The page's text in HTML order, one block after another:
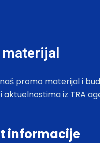
promo materijal i
aktuelnostima iz TRA
informacije